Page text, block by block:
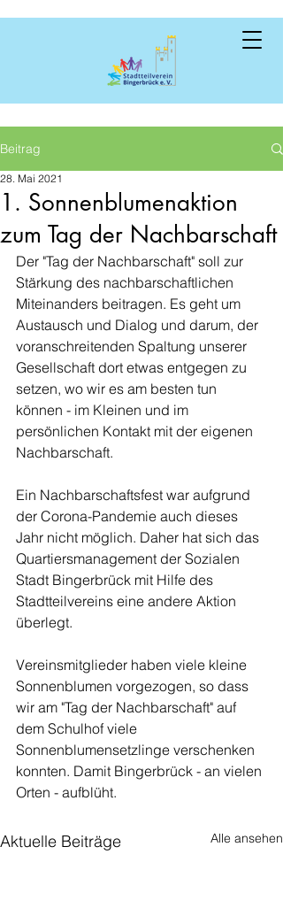
Beitrag
1. Sonnenblumenaktion
zum Tag der Nachbarschaft
28. Mai 2021
Der "Tag der Nachbarschaft" soll zur
Stärkung des nachbarschaftlichen
Miteinanders beitragen. Es geht um
Austausch und Dialog und darum, der
voranschreitenden Spaltung unserer
Gesellschaft dort etwas entgegen zu
setzen, wo wir es am besten tun
können - im Kleinen und im
persönlichen Kontakt mit der eigenen
Nachbarschaft.
Ein Nachbarschaftsfest war aufgrund
der Corona-Pandemie auch dieses
Jahr nicht möglich. Daher hat sich das
Quartiersmanagement der Sozialen
Stadt Bingerbrück mit Hilfe des
Stadtteilvereins eine andere Aktion
überlegt.
Vereinsmitglieder haben viele kleine
Sonnenblumen vorgezogen, so dass
wir am "Tag der Nachbarschaft" auf
dem Schulhof viele
Sonnenblumensetzlinge verschenken
konnten. Damit Bingerbrück - an vielen
Orten - aufblüht.
Aktuelle Beiträge Alle ansehen